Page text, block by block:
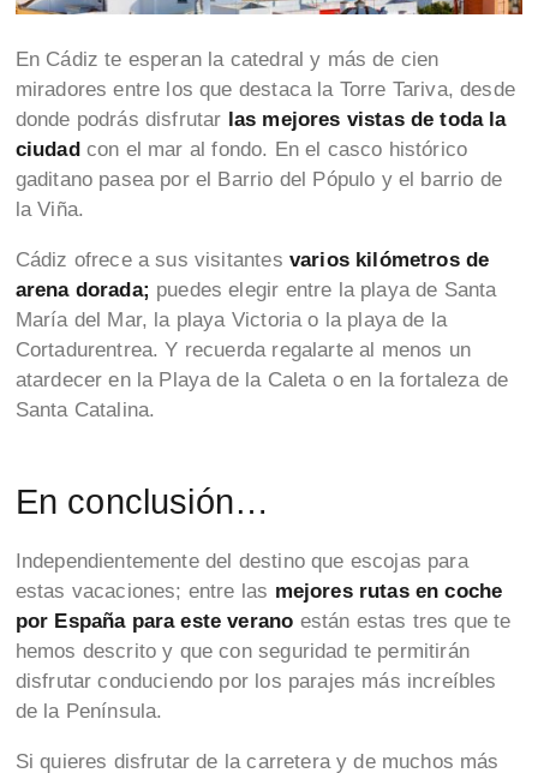
En Cádiz te esperan la catedral y más de cien
miradores entre los que destaca la Torre Tariva, desde
donde podrás disfrutar las mejores vistas de toda la
ciudadcon el mar al fondo. En el casco histórico
gaditano pasea por el Barrio del Pópulo y el barrio de
la Viña.
Cádiz ofrece a sus visitantes varios kilómetros de
arena dorada; puedes elegir entre la playa de Santa
María del Mar, la playa Victoria o la playa de la
Cortadurentrea. Y recuerda regalarte al menos un
atardecer en la Playa de la Caleta o en la fortaleza de
Santa Catalina.
En conclusión…
Independientemente del destino que escojas para
estas vacaciones; entre las mejores rutas en coche
por España para este verano están estas tres que te
hemos descrito y que con seguridad te permitirán
disfrutar conduciendo por los parajes más increíbles
de la Península.
Si quieres disfrutar de la carretera y de muchos más